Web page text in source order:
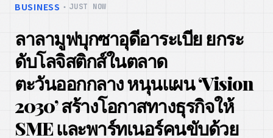
BUSINESS ・ JUST NOW
ลาลามูฟบุกซาอุดีอาระเบีย ยกระ
ดับโลจิสติกส์ในตลาด
ตะวันออกกลาง หนุนแผน ‘Vision
2030’ สร้างโอกาสทางธุรกิจให้
SME และพาร์ทเนอร์คนขับด้วย